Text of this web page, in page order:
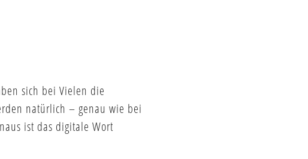
sich bei Vielen die
natürlich – genau wie bei
ist das digitale Wort